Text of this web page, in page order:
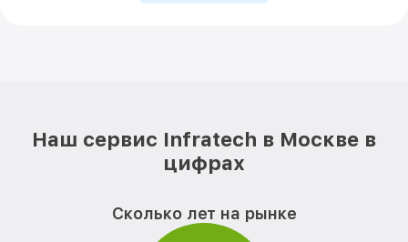
Наш сервис Infratech в Москве в
цифрах
Сколько лет на рынке